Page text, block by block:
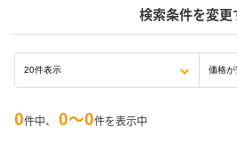
検索条件を変更
0件中、 0〜0件を表示中